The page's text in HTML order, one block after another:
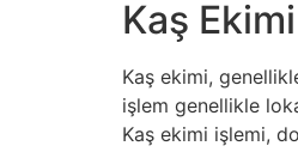
Kaş
Kaş ekimi,
işlem genellikle
Kaş ekimi işlemi,